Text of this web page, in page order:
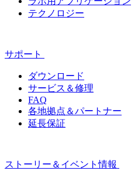
テクノロジー
サポート
ダウンロード
サービス＆修理
FAQ
各地拠点＆パートナー
延長保証
ストーリー＆イベント情報